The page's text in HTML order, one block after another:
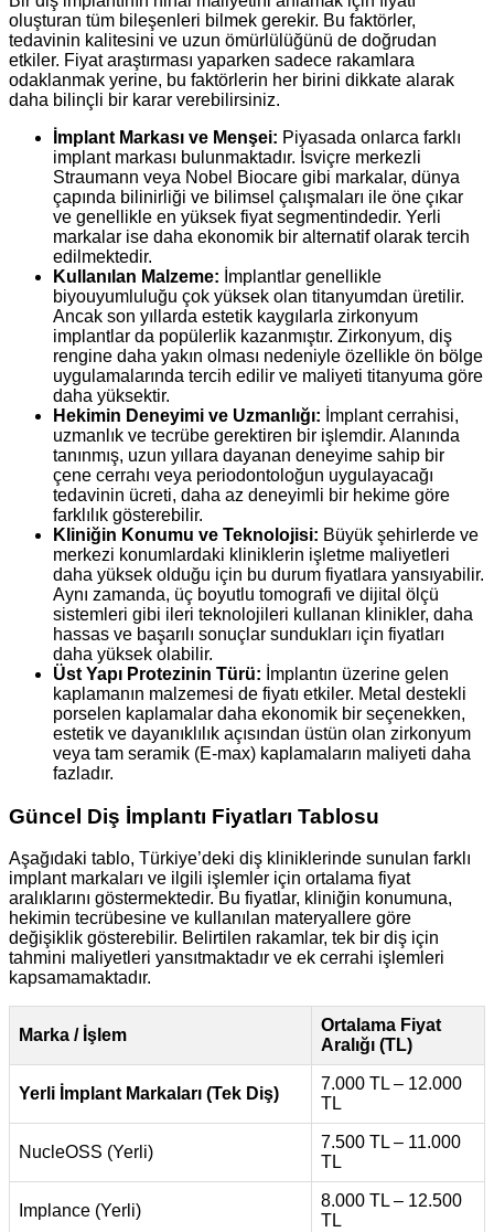
oluşturan tüm bileşenleri bilmek gerekir. Bu faktörler,
tedavinin kalitesini ve uzun ömürlülüğünü de doğrudan
etkiler. Fiyat araştırması yaparken sadece rakamlara
odaklanmak yerine, bu faktörlerin her birini dikkate alarak
daha bilinçli bir karar verebilirsiniz.
İmplant Markası ve Menşei: Piyasada onlarca farklı
implant markası bulunmaktadır. İsviçre merkezli
Straumann veya Nobel Biocare gibi markalar, dünya
çapında bilinirliği ve bilimsel çalışmaları ile öne çıkar
ve genellikle en yüksek fiyat segmentindedir. Yerli
markalar ise daha ekonomik bir alternatif olarak tercih
edilmektedir.
Kullanılan Malzeme: İmplantlar genellikle
biyouyumluluğu çok yüksek olan titanyumdan üretilir.
Ancak son yıllarda estetik kaygılarla zirkonyum
implantlar da popülerlik kazanmıştır. Zirkonyum, diş
rengine daha yakın olması nedeniyle özellikle ön bölge
uygulamalarında tercih edilir ve maliyeti titanyuma göre
daha yüksektir.
Hekimin Deneyimi ve Uzmanlığı: İmplant cerrahisi,
uzmanlık ve tecrübe gerektiren bir işlemdir. Alanında
tanınmış, uzun yıllara dayanan deneyime sahip bir
çene cerrahı veya periodontoloğun uygulayacağı
tedavinin ücreti, daha az deneyimli bir hekime göre
farklılık gösterebilir.
Kliniğin Konumu ve Teknolojisi: Büyük şehirlerde ve
merkezi konumlardaki kliniklerin işletme maliyetleri
daha yüksek olduğu için bu durum fiyatlara yansıyabilir.
Aynı zamanda, üç boyutlu tomografi ve dijital ölçü
sistemleri gibi ileri teknolojileri kullanan klinikler, daha
hassas ve başarılı sonuçlar sundukları için fiyatları
daha yüksek olabilir.
Üst Yapı Protezinin Türü: İmplantın üzerine gelen
kaplamanın malzemesi de fiyatı etkiler. Metal destekli
porselen kaplamalar daha ekonomik bir seçenekken,
estetik ve dayanıklılık açısından üstün olan zirkonyum
veya tam seramik (E-max) kaplamaların maliyeti daha
fazladır.
Güncel Diş İmplantı Fiyatları Tablosu
Aşağıdaki tablo, Türkiye’deki diş kliniklerinde sunulan farklı
implant markaları ve ilgili işlemler için ortalama fiyat
aralıklarını göstermektedir. Bu fiyatlar, kliniğin konumuna,
hekimin tecrübesine ve kullanılan materyallere göre
değişiklik gösterebilir. Belirtilen rakamlar, tek bir diş için
tahmini maliyetleri yansıtmaktadır ve ek cerrahi işlemleri
kapsamamaktadır.
Marka / İşlem
Ortalama Fiyat
Aralığı (TL)
Yerli İmplant Markaları (Tek Diş)
7.000 TL – 12.000
TL
NucleOSS (Yerli)
7.500 TL – 11.000
TL
Implance (Yerli)
8.000 TL – 12.500
TL